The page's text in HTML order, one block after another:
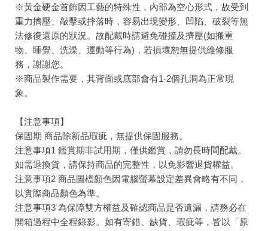
※黃金硬金首飾因工藝的特殊性，內部為空心形式，故受到
重力擠壓、敲擊或摔落時，容易出現變形、凹陷、破裂等無
法修復還原的狀況。故配戴時請避免碰撞及擠壓(如搬重
物、睡覺、洗澡、運動等行為)，若損壞恕無提供維修服
務，謝謝您。
※商品製作需要，其背面或底部會有1-2個孔洞為正常現
象。
【注意事項】
保固期 商品除新品瑕疵，無提供保固服務。
注意事項1 鑑賞期非試用期，僅供鑑賞，請勿長時間配戴。
如需退換貨，請保持商品的完整性，以免影響退貨權益。
注意事項2 商品圖檔顏色因電腦螢幕設定差異會略有不同，
以實際商品顏色為準。
注意事項3 為保障雙方權益及確認商品是否遺漏，請務必在
開箱過程中全程錄影。如有寄錯、缺貨、瑕疵等，皆以「原